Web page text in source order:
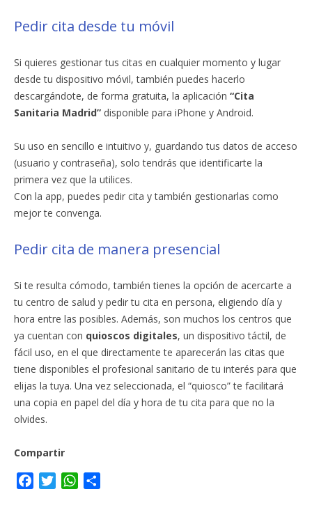
Pedir cita desde tu móvil
Si quieres gestionar tus citas en cualquier momento y lugar
desde tu dispositivo móvil, también puedes hacerlo
descargándote, de forma gratuita, la aplicación “Cita
Sanitaria Madrid” disponible para iPhone y Android.
Su uso en sencillo e intuitivo y, guardando tus datos de acceso
(usuario y contraseña), solo tendrás que identificarte la
primera vez que la utilices.
Con la app, puedes pedir cita y también gestionarlas como
mejor te convenga.
Pedir cita de manera presencial
Si te resulta cómodo, también tienes la opción de acercarte a
tu centro de salud y pedir tu cita en persona, eligiendo día y
hora entre las posibles. Además, son muchos los centros que
ya cuentan con quioscos digitales, un dispositivo táctil, de
fácil uso, en el que directamente te aparecerán las citas que
tiene disponibles el profesional sanitario de tu interés para que
elijas la tuya. Una vez seleccionada, el “quiosco” te facilitará
una copia en papel del día y hora de tu cita para que no la
olvides.
Compartir
W